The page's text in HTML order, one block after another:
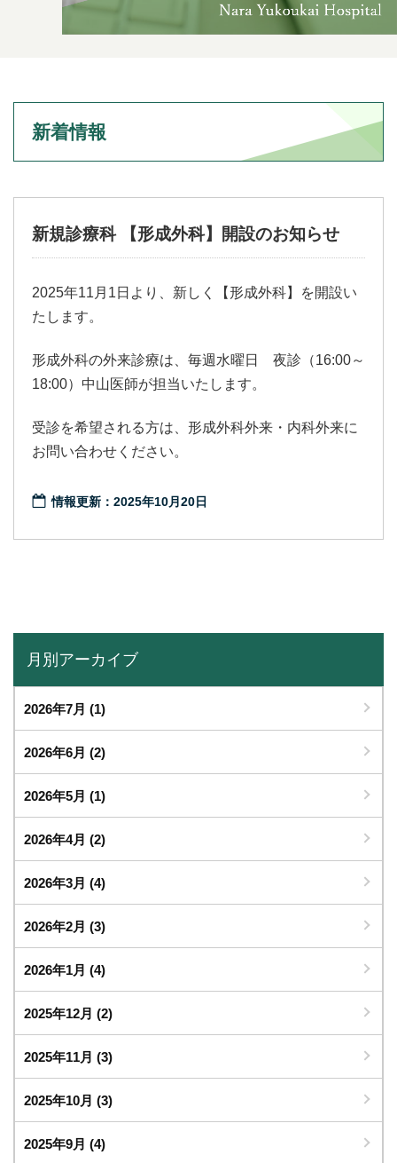
新着情報
新規診療科 【形成外科】開設のお知らせ
2025年11月1日より、新しく【形成外科】を開設い
たします。
形成外科の外来診療は、毎週水曜日 夜診（16:00～
18:00）中山医師が担当いたします。
受診を希望される方は、形成外科外来・内科外来に
お問い合わせください。
情報更新：2025年10月20日
月別アーカイブ
2026年7月 (1)
2026年6月 (2)
2026年5月 (1)
2026年4月 (2)
2026年3月 (4)
2026年2月 (3)
2026年1月 (4)
2025年12月 (2)
2025年11月 (3)
2025年10月 (3)
2025年9月 (4)